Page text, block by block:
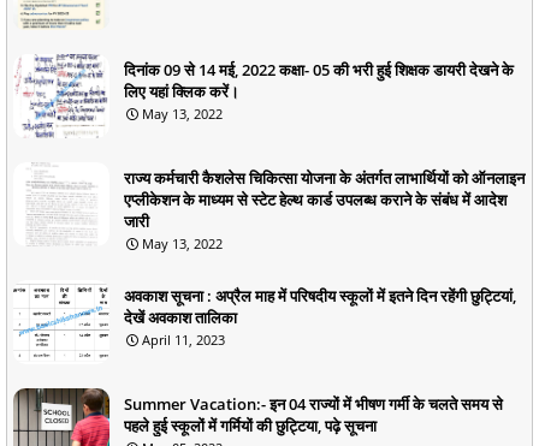
दिनांक 09 से 14 मई, 2022 कक्षा- 05 की भरी हुई शिक्षक डायरी देखने के
लिए यहां क्लिक करें।
May 13, 2022
राज्य कर्मचारी कैशलेस चिकित्सा योजना के अंतर्गत लाभार्थियों को ऑनलाइन
एप्लीकेशन के माध्यम से स्टेट हेल्थ कार्ड उपलब्ध कराने के संबंध में आदेश
जारी
May 13, 2022
अवकाश सूचना : अप्रैल माह में परिषदीय स्कूलों में इतने दिन रहेंगी छुट्टियां,
देखें अवकाश तालिका
April 11, 2023
Summer Vacation:- इन 04 राज्यों में भीषण गर्मी के चलते समय से
पहले हुई स्कूलों में गर्मियों की छुट्टिया, पढ़े सूचना